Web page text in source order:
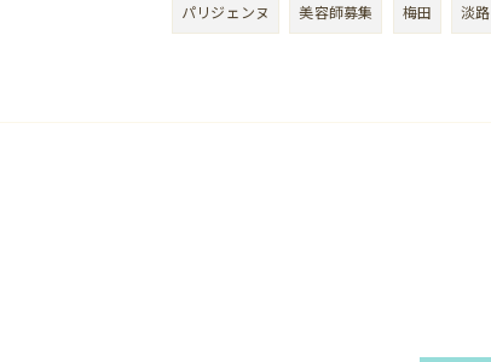
パリジェンヌ 美容師募集 梅田 淡路